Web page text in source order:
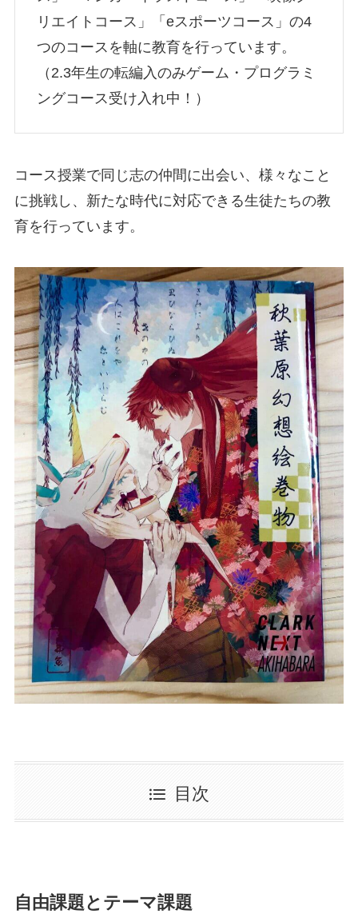
リエイトコース」「eスポーツコース」の4
つのコースを軸に教育を行っています。
（2.3年生の転編入のみゲーム・プログラミ
ングコース受け入れ中！）
コース授業で同じ志の仲間に出会い、様々なこと
に挑戦し、新たな時代に対応できる生徒たちの教
育を行っています。
目次
自由課題とテーマ課題